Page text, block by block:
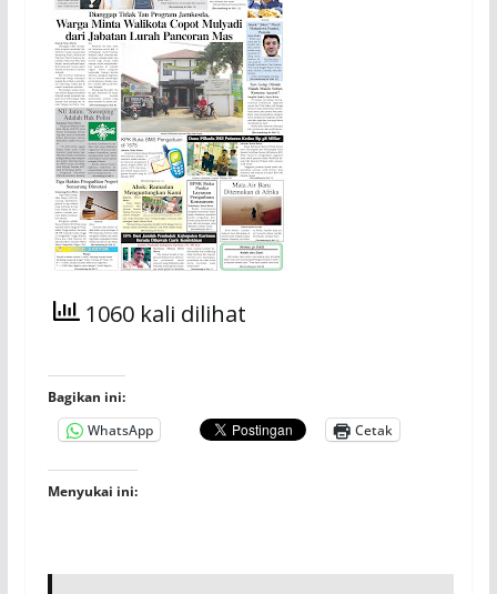
1060 kali dilihat
Bagikan ini:
WhatsApp
Cetak
Menyukai ini: